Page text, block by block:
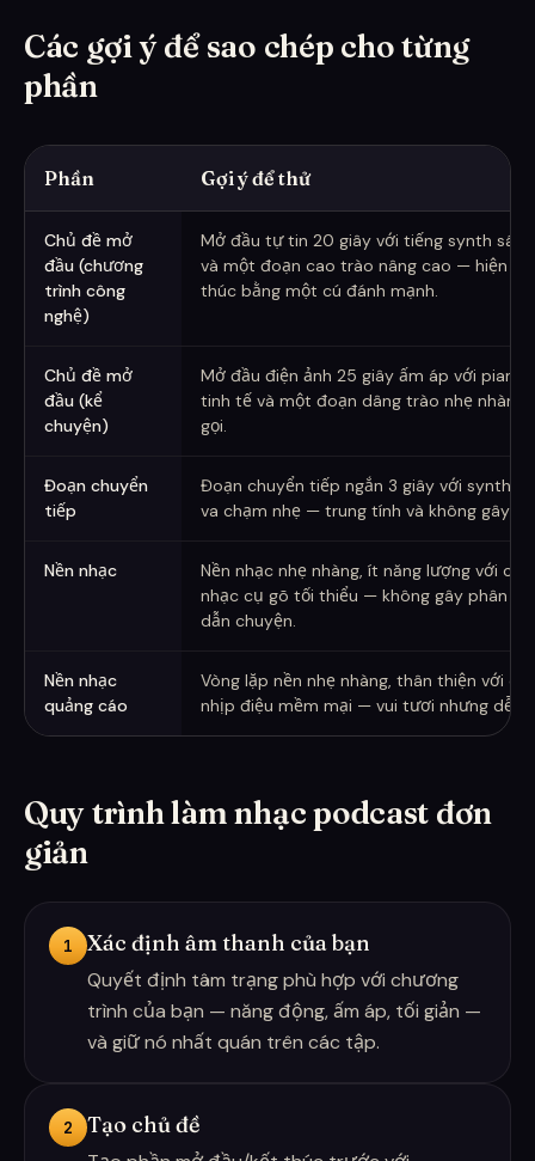
Các gợi ý để sao chép cho từng
phần
Phần Gợi ý để thử
Chủ đề mở
đầu (chương
trình công
nghệ)
Mở đầu tự tin 20 giây với tiếng synth
và một đoạn cao trào nâng cao — hiện
thúc bằng một cú đánh mạnh.
Chủ đề mở
đầu (kể
chuyện)
Mở đầu điện ảnh 25 giây ấm áp với piano
tinh tế và một đoạn dâng trào nhẹ
gọi.
Đoạn chuyển
tiếp
Đoạn chuyển tiếp ngắn 3 giây với synth
va chạm nhẹ — trung tính và không gây
Nền nhạc
Nền nhạc nhẹ nhàng, ít năng lượng với
nhạc cụ gõ tối thiểu — không gây phân
dẫn chuyện.
Nền nhạc
quảng cáo
Vòng lặp nền nhẹ nhàng, thân thiện với
nhịp điệu mềm mại — vui tươi nhưng dễ
Quy trình làm nhạc podcast đơn
giản
1 Xác định âm thanh của bạn
Quyết định tâm trạng phù hợp với chương
trình của bạn — năng động, ấm áp, tối giản —
và giữ nó nhất quán trên các tập.
2 Tạo chủ đề